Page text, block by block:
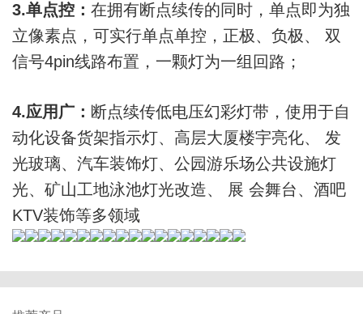
3.单点控： 在拥有断点续传的同时，单点即为独
立像素点，可实行单点单控，正极、负极、 双
信号4pin线路布置，一颗灯为一组回路 ；
4.应用广： 断点续传低电压幻彩灯带，使用于自
动化设备货架指示灯、高层大厦楼宇亮化、 发
光玻璃、汽车装饰灯、公园游乐场公共设施灯
光、矿山工地泳池灯光改造、 展 会舞台、酒吧
KTV装饰等多领域